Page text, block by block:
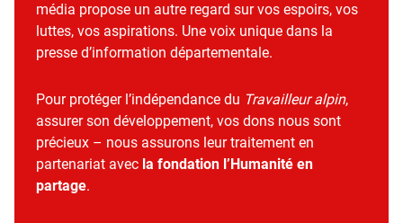
média propose un autre regard sur vos espoirs, vos
luttes, vos aspirations. Une voix unique dans la
presse d’information départementale.
Pour protéger l’indépendance du Travailleur alpin,
assurer son développement, vos dons nous sont
précieux – nous assurons leur traitement en
partenariat avec la fondation l’Humanité en
partage.